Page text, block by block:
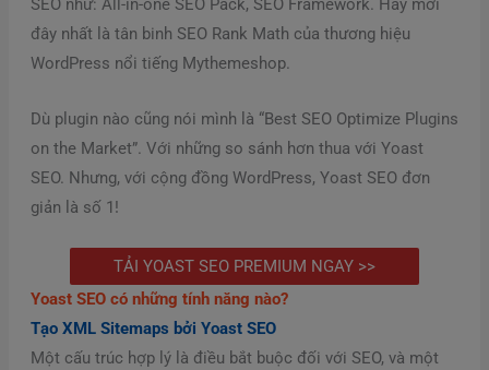
SEO như: All-in-one SEO Pack, SEO Framework. Hay mới
đây nhất là tân binh SEO Rank Math của thương hiệu
WordPress nổi tiếng Mythemeshop.
Dù plugin nào cũng nói mình là “Best SEO Optimize Plugins
on the Market”. Với những so sánh hơn thua với Yoast
SEO. Nhưng, với cộng đồng WordPress, Yoast SEO đơn
giản là số 1!
TẢI YOAST SEO PREMIUM NGAY >>
Yoast SEO có những tính năng nào?
Tạo XML Sitemaps bởi Yoast SEO
Một cấu trúc hợp lý là điều bắt buộc đối với SEO, và một